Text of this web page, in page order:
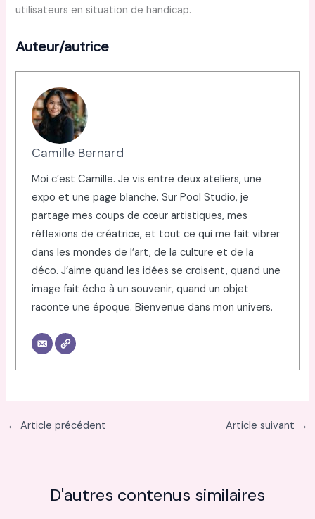
utilisateurs en situation de handicap.
Auteur/autrice
Camille Bernard
Moi c’est Camille. Je vis entre deux ateliers, une
expo et une page blanche. Sur Pool Studio, je
partage mes coups de cœur artistiques, mes
réflexions de créatrice, et tout ce qui me fait vibrer
dans les mondes de l’art, de la culture et de la
déco. J’aime quand les idées se croisent, quand une
image fait écho à un souvenir, quand un objet
raconte une époque. Bienvenue dans mon univers.
← Article précédent Article suivant →
D'autres contenus similaires